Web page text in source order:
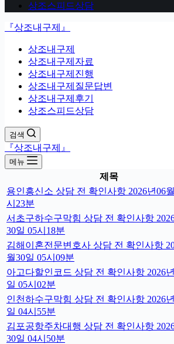
상조스피드상담
『상조내구제』
상조내구제
상조내구제자료
상조내구제진행
상조내구제질문답변
상조내구제후기
상조스피드상담
검색
『상조내구제』
메뉴
제목
용인흥신소 상담 전 확인사항 2026년06
시23분
서초구하수구막힘 상담 전 확인사항
30일 05시18분
김해이혼전문변호사 상담 전 확인사항
월30일 05시09분
아고다할인코드 상담 전 확인사항 2026
일 05시02분
인천하수구막힘 상담 전 확인사항 2026
일 04시55분
김포공항주차대행 상담 전 확인사항
30일 04시50분